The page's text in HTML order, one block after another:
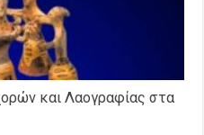
και Λαογραφίας στα